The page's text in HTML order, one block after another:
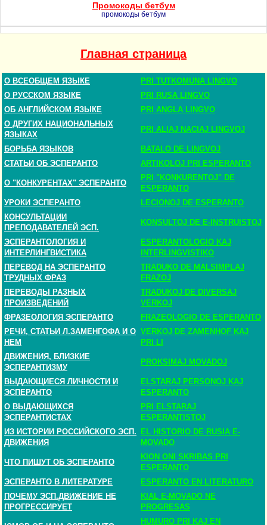
Промокоды бетбум
промокоды бетбум
Главная страница
О ВСЕОБЩЕМ ЯЗЫКЕ
PRI TUTKOMUNA LINGVO
О РУССКОМ ЯЗЫКЕ
PRI RUSA LINGVO
ОБ АНГЛИЙСКОМ ЯЗЫКЕ
PRI ANGLA LINGVO
О ДРУГИХ НАЦИОНАЛЬНЫХ
ЯЗЫКАХ
PRI ALIAJ NACIAJ LINGVOJ
БОРЬБА ЯЗЫКОВ
BATALO DE LINGVOJ
СТАТЬИ ОБ ЭСПЕРАНТО
ARTIKOLOJ PRI ESPERANTO
О "КОНКУРЕНТАХ" ЭСПЕРАНТО
PRI "KONKURENTOJ" DE
ESPERANTO
УРОКИ ЭСПЕРАНТО
LECIONOJ DE ESPERANTO
КОНСУЛЬТАЦИИ
ПРЕПОДАВАТЕЛЕЙ ЭСП.
KONSULTOJ DE E-INSTRUISTOJ
ЭСПЕРАНТОЛОГИЯ И
ИНТЕРЛИНГВИСТИКА
ESPERANTOLOGIO KAJ
INTERLINGVISTIKO
ПЕРЕВОД НА ЭСПЕРАНТО
ТРУДНЫХ ФРАЗ
TRADUKO DE MALSIMPLAJ
FRAZOJ
ПЕРЕВОДЫ РАЗНЫХ
ПРОИЗВЕДЕНИЙ
TRADUKOJ DE DIVERSAJ
VERKOJ
ФРАЗЕОЛОГИЯ ЭСПЕРАНТО
FRAZEOLOGIO DE ESPERANTO
РЕЧИ, СТАТЬИ Л.ЗАМЕНГОФА И О
НЕМ
VERKOJ DE ZAMENHOF KAJ
PRI LI
ДВИЖЕНИЯ, БЛИЗКИЕ
ЭСПЕРАНТИЗМУ
PROKSIMAJ MOVADOJ
ВЫДАЮЩИЕСЯ ЛИЧНОСТИ И
ЭСПЕРАНТО
ELSTARAJ PERSONOJ KAJ
ESPERANTO
О ВЫДАЮЩИХСЯ
ЭСПЕРАНТИСТАХ
PRI ELSTARAJ
ESPERANTISTOJ
ИЗ ИСТОРИИ РОССИЙСКОГО ЭСП.
ДВИЖЕНИЯ
EL HISTORIO DE RUSIA E-
MOVADO
ЧТО ПИШУТ ОБ ЭСПЕРАНТО
KION ONI SKRIBAS PRI
ESPERANTO
ЭСПЕРАНТО В ЛИТЕРАТУРЕ
ESPERANTO EN LITERATURO
ПОЧЕМУ ЭСП.ДВИЖЕНИЕ НЕ
ПРОГРЕССИРУЕТ
KIAL E-MOVADO NE
PROGRESAS
HUMURO PRI KAJ EN